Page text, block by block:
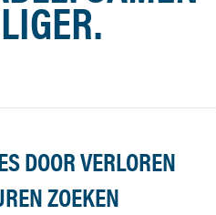
DOOR VERLOREN
ZOEKEN